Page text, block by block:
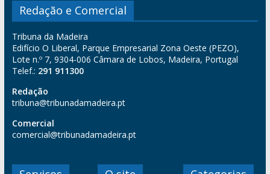
Redação e Comercial
Tribuna da Madeira
Edifício O Liberal, Parque Empresarial Zona Oeste (PEZO),
Lote n.º 7, 9304-006 Câmara de Lobos, Madeira, Portugal
Telef.: 291 911300
Redação
tribuna@tribunadamadeira.pt
Comercial
comercial@tribunadamadeira.pt